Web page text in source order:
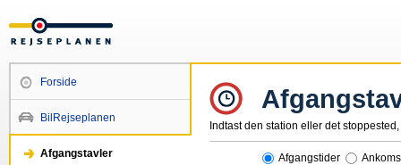
Forside
BilRejseplanen
Afgangstavler
Indtast den station eller det
Afgangstider